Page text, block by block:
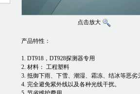
点击放大
产品特性：
1. DT918，DT928探测器专用
2. 材料： 工程塑料
3. 抵御下雨、下雪、潮湿、霜冻、结冰等恶劣
4. 完全避免紫外线以及各种光线干扰。